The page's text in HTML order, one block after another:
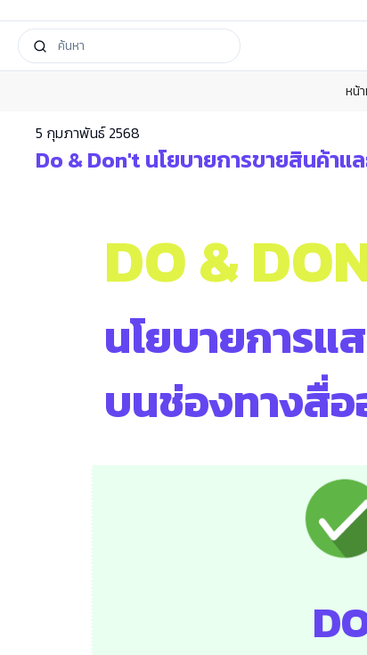
หน้
5 กุมภาพันธ์ 2568
Do & Don't นโยบายการขายสินค้า
DO &
นโยบายการแ
บนช่องทางสื่อ